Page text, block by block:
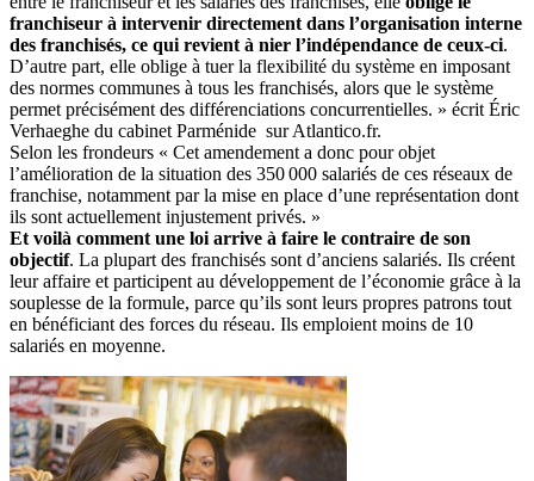
franchiseur à intervenir directement dans l’organisation interne
des franchisés, ce qui revient à nier l’indépendance de ceux-ci.
D’autre part, elle oblige à tuer la flexibilité du système en imposant
des normes communes à tous les franchisés, alors que le système
permet précisément des différenciations concurrentielles. » écrit Éric
Verhaeghe du cabinet Parménide sur Atlantico.fr.
Selon les frondeurs « Cet amendement a donc pour objet
l’amélioration de la situation des 350 000 salariés de ces réseaux de
franchise, notamment par la mise en place d’une représentation dont
ils sont actuellement injustement privés. »
Et voilà comment une loi arrive à faire le contraire de son
objectif. La plupart des franchisés sont d’anciens salariés. Ils créent
leur affaire et participent au développement de l’économie grâce à la
souplesse de la formule, parce qu’ils sont leurs propres patrons tout
en bénéficiant des forces du réseau. Ils emploient moins de 10
salariés en moyenne.